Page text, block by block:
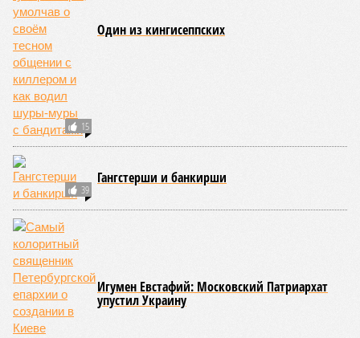
15
Один из кингисеппских
39
Гангстерши и банкирши
Игумен Евстафий: Московский Патриархат
упустил Украину